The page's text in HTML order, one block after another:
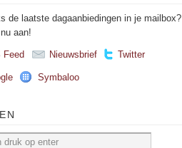
de laatste dagaanbiedingen in je mailbox?
aan!
Feed Nieuwsbrief Twitter
Symbaloo